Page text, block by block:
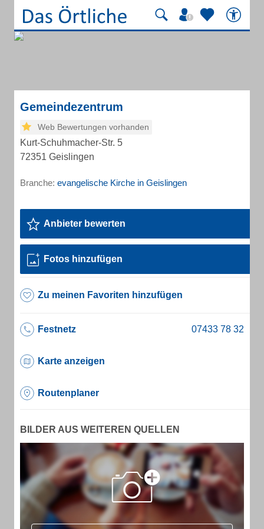
Gemeindezentrum
Web Bewertungen vorhanden
Kurt-Schuhmacher-Str. 5
72351 Geislingen
Branche: evangelische Kirche in Geislingen
Anbieter bewerten
Fotos hinzufügen
Zu meinen Favoriten hinzufügen
Festnetz
Karte anzeigen
Routenplaner
BILDER AUS WEITEREN QUELLEN